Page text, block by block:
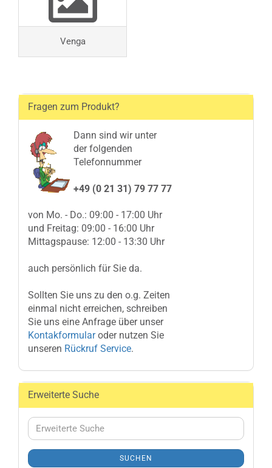
Venga
Fragen zum Produkt?
Dann sind wir unter
der folgenden
Telefonnummer
+49 (0 21 31) 79 77 77
von Mo. - Do.: 09:00 - 17:00 Uhr
und Freitag: 09:00 - 16:00 Uhr
Mittagspause: 12:00 - 13:30 Uhr
auch persönlich für Sie da.
Sollten Sie uns zu den o.g. Zeiten
einmal nicht erreichen, schreiben
Sie uns eine Anfrage über unser
Kontakformularoder nutzen Sie
unseren Rückruf Service.
Erweiterte Suche
Erweiterte
Suche
SUCHEN